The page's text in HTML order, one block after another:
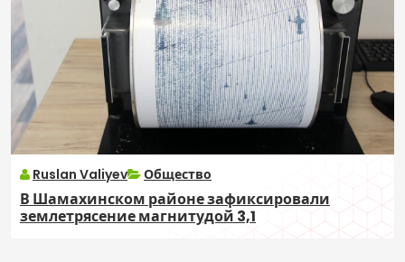
Ruslan Valiyev Общество
В Шамахинском районе зафиксировали
землетрясение магнитудой 3,1